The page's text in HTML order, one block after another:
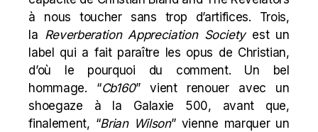
à nous toucher sans trop d’artifices. Trois,
la Reverberation Appreciation Society est un
label qui a fait paraître les opus de Christian,
d’où le pourquoi du comment. Un bel
hommage. “Cb160” vient renouer avec un
shoegaze à la Galaxie 500, avant que,
finalement, “Brian Wilson” vienne marquer un